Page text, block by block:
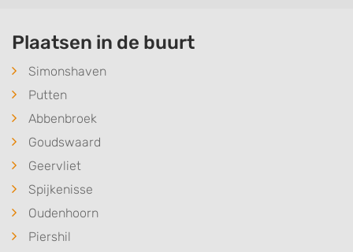
Plaatsen in de buurt
Simonshaven
Putten
Abbenbroek
Goudswaard
Geervliet
Spijkenisse
Oudenhoorn
Piershil